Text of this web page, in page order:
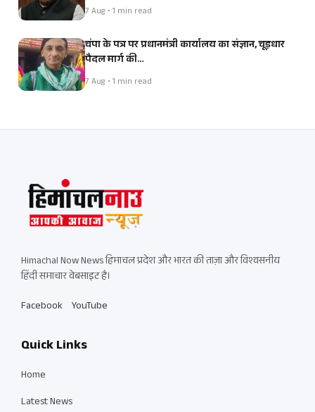
7 Aug • 1 min read
चंपा के पत्र पर प्रधानमंत्री कार्यालय का संज्ञान, चूड़धार
पैदल मार्ग की…
7 Aug • 1 min read
Himachal Now News हिमाचल प्रदेश और भारत की ताज़ा और विश्वसनीय
हिंदी समाचार वेबसाइट है।
Facebook YouTube
Quick Links
Home
Latest News